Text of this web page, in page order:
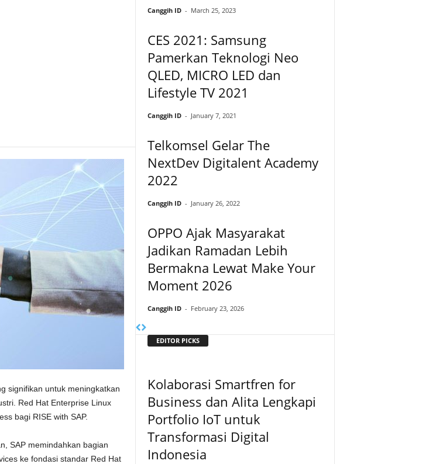
signifikan untuk meningkatkan
Red Hat Enterprise Linux
bagi RISE with SAP.
SAP memindahkan bagian
ke fondasi standar Red Hat
Canggih ID - March 25, 2023
CES 2021: Samsung
Pamerkan Teknologi Neo
QLED, MICRO LED dan
Lifestyle TV 2021
Canggih ID - January 7, 2021
Telkomsel Gelar The
NextDev Digitalent Academy
2022
Canggih ID - January 26, 2022
OPPO Ajak Masyarakat
Jadikan Ramadan Lebih
Bermakna Lewat Make Your
Moment 2026
Canggih ID - February 23, 2026
EDITOR PICKS
Kolaborasi Smartfren for
Business dan Alita Lengkapi
Portfolio IoT untuk
Transformasi Digital
Indonesia